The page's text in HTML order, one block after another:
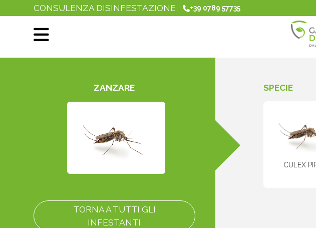
CONSULENZA DISINFESTAZIONE +39 0789 57735
ZANZARE
TORNA A TUTTI GLI
INFESTANTI
SPECIE
CULEX